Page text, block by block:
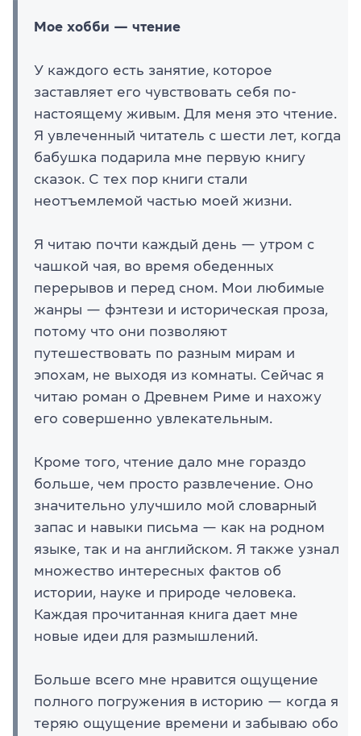
Мое хобби — чтение
У каждого есть занятие, которое
заставляет его чувствовать себя по-
настоящему живым. Для меня это чтение.
Я увлеченный читатель с шести лет, когда
бабушка подарила мне первую книгу
сказок. С тех пор книги стали
неотъемлемой частью моей жизни.
Я читаю почти каждый день — утром с
чашкой чая, во время обеденных
перерывов и перед сном. Мои любимые
жанры — фэнтези и историческая проза,
потому что они позволяют
путешествовать по разным мирам и
эпохам, не выходя из комнаты. Сейчас я
читаю роман о Древнем Риме и нахожу
его совершенно увлекательным.
Кроме того, чтение дало мне гораздо
больше, чем просто развлечение. Оно
значительно улучшило мой словарный
запас и навыки письма — как на родном
языке, так и на английском. Я также узнал
множество интересных фактов об
истории, науке и природе человека.
Каждая прочитанная книга дает мне
новые идеи для размышлений.
Больше всего мне нравится ощущение
полного погружения в историю — когда я
теряю ощущение времени и забываю обо